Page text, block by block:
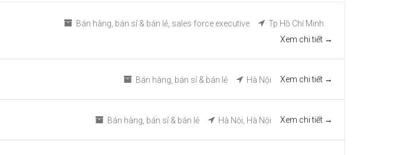
Bán hàng bán sỉ & bán lẻ sales force executive
Tp Hồ Chí Minh
Xem chi tiết
Bán hàng bán sỉ & bán lẻ Hà Nội Xem chi tiết
Bán hàng bán sỉ & bán lẻ Hà Nội Hà Nội Xem chi tiết